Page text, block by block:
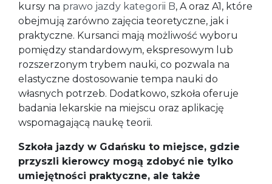
kursy na prawo jazdy kategorii B, A oraz A1, które
obejmują zarówno zajęcia teoretyczne, jak i
praktyczne. Kursanci mają możliwość wyboru
pomiędzy standardowym, ekspresowym lub
rozszerzonym trybem nauki, co pozwala na
elastyczne dostosowanie tempa nauki do
własnych potrzeb. Dodatkowo, szkoła oferuje
badania lekarskie na miejscu oraz aplikację
wspomagającą naukę teorii.
Szkoła jazdy w Gdańsku to miejsce, gdzie
przyszli kierowcy mogą zdobyć nie tylko
umiejętności praktyczne, ale także